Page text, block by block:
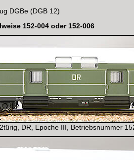
DGBe (DGB 12)
152-004 oder 152-006
DR, Epoche III, Betriebsnummer